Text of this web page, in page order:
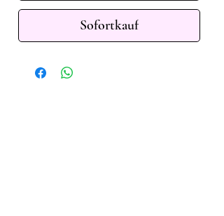
Sofortkauf